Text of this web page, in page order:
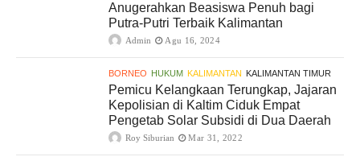
Anugerahkan Beasiswa Penuh bagi
Putra-Putri Terbaik Kalimantan
Admin Agu 16, 2024
BORNEO HUKUM KALIMANTAN KALIMANTAN TIMUR
Pemicu Kelangkaan Terungkap, Jajaran
Kepolisian di Kaltim Ciduk Empat
Pengetab Solar Subsidi di Dua Daerah
Roy Siburian Mar 31, 2022